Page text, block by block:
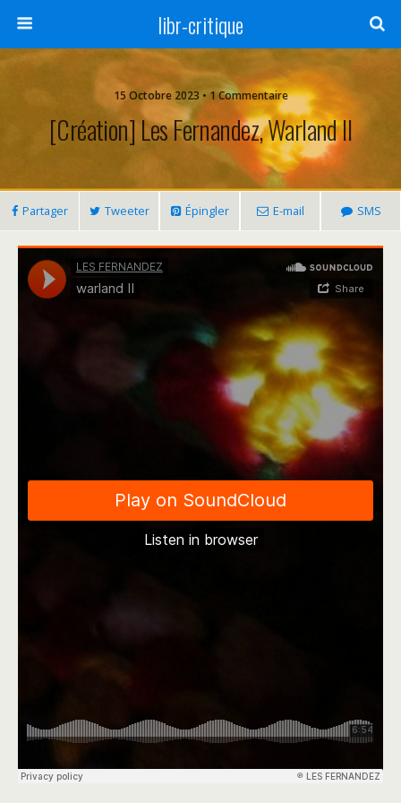
libr-critique
15 Octobre 2023 • 1 Commentaire
[Création] Les Fernandez, Warland II
Partager Tweeter Épingler E-mail SMS